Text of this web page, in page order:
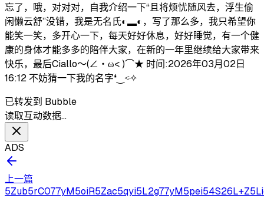
忘了，哦，对对对，自我介绍一下“且将烦忧随风去，浮生偷
闲懒云舒”没错，我是无名氏◐▂◐，写了那么多，我只希望你
能笑一笑，多开心一下，每天好好休息，好好睡觉，有一个健
康的身体才能多多的陪伴大家，在新的一年里继续给大家带来
快乐，最后Ciallo～(∠・ω< )⌒★ 时间:2026年03月02日
16:12 不妨猜一下我的名字❛‿˂̵✧
已转发到 Bubble
读取互动数据…
ADS
上一篇